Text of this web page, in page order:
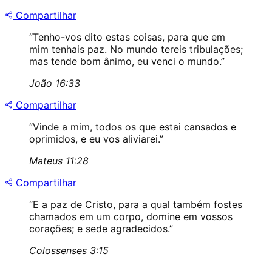
Compartilhar
“Tenho-vos dito estas coisas, para que em
mim tenhais paz. No mundo tereis tribulações;
mas tende bom ânimo, eu venci o mundo.”
João 16:33
Compartilhar
“Vinde a mim, todos os que estai cansados e
oprimidos, e eu vos aliviarei.”
Mateus 11:28
Compartilhar
“E a paz de Cristo, para a qual também fostes
chamados em um corpo, domine em vossos
corações; e sede agradecidos.”
Colossenses 3:15